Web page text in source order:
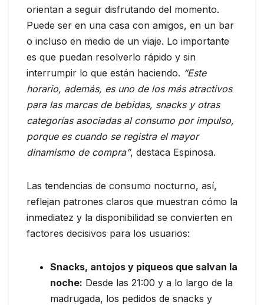
orientan a seguir disfrutando del momento.
Puede ser en una casa con amigos, en un bar
o incluso en medio de un viaje. Lo importante
es que puedan resolverlo rápido y sin
interrumpir lo que están haciendo. “Este
horario, además, es uno de los más atractivos
para las marcas de bebidas, snacks y otras
categorías asociadas al consumo por impulso,
porque es cuando se registra el mayor
dinamismo de compra”, destaca Espinosa.
Las tendencias de consumo nocturno, así,
reflejan patrones claros que muestran cómo la
inmediatez y la disponibilidad se convierten en
factores decisivos para los usuarios:
Snacks, antojos y piqueos que salvan la
noche: Desde las 21:00 y a lo largo de la
madrugada, los pedidos de snacks y